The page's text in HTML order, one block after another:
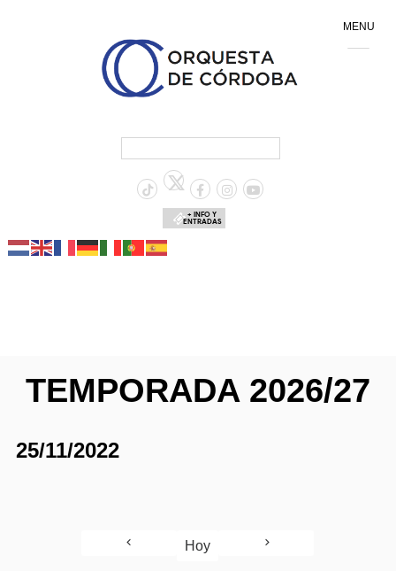
+ INFO Y
ENTRADAS
TEMPORADA 2026/27
25/11/2022
Hoy
MENU